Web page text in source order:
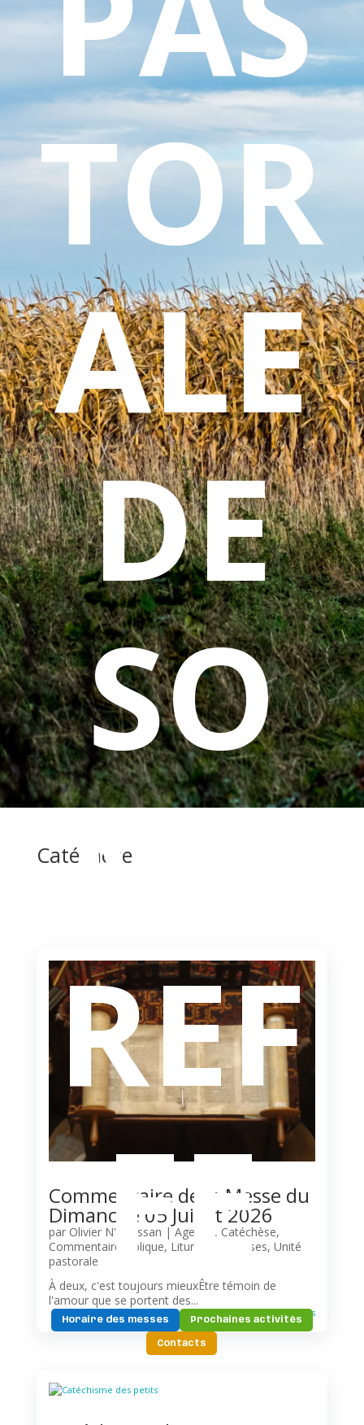
TOR
ALE
DE
SO
MB
REF
FE
Horaire des messes Prochaines activités
Contacts
Catéchèse
Commentaire de la Messe du
Dimanche 05 Juillet 2026
par Olivier N'Guessan |Agenda , Catéchèse,
Commentaire biblique, Liturgie Paroisses, Unité
pastorale
À deux, c'est toujours mieuxÊtre témoin de
l'amour que se portent des...
lire plus